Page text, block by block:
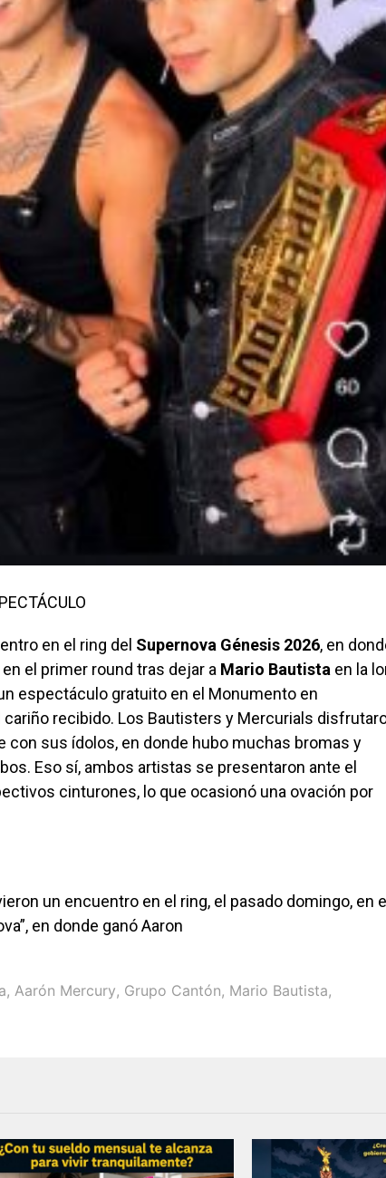
en el ring del Supernova Génesis 2026, en
el primer round tras dejar a Mario Bautista en la
espectáculo gratuito en el Monumento en
recibido. Los Bautisters y Mercurials
con sus ídolos, en donde hubo muchas bromas y
Eso sí, ambos artistas se presentaron ante el
cinturones, lo que ocasionó una ovación por
un encuentro en el ring, el pasado domingo, en el
en donde ganó Aaron
, Aarón Mercury, Grupo Cantón, Mario Bautista,